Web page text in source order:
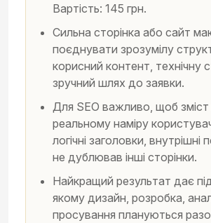
Вартість: 145 грн.
Сильна сторінка або сайт
поєднувати зрозумілу
корисний контент, технічну
зручний шлях до заявки.
Для SEO важливо, щоб зміст
реальному наміру
логічні заголовки, внутрішні
не дублював інші сторінки.
Найкращий результат дає
якому дизайн, розробка,
просування плануються